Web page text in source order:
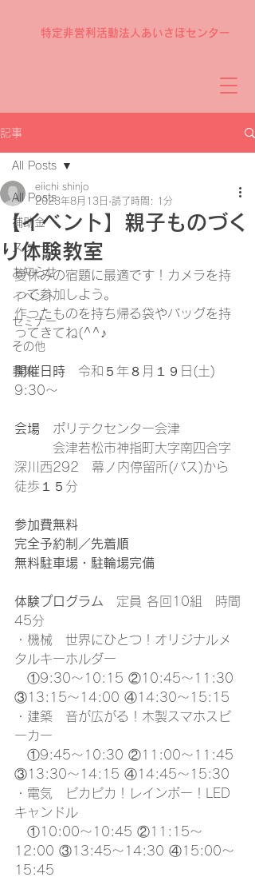
特定非営利活動法人あいさぽセンター
記事
All Posts
補助金
スクール
お知らせ
イベント
セミナー
その他
募集
All Posts
【イベント】親子ものづく
り体験教室
eiichi shinjo
2023年8月13日 読了時間: 1分
夏休みの宿題に最適です！カメラを持
って参加しよう。
作ったものを持ち帰る袋やバッグを持
ってきてね(^^♪
開催日時 令和５年８月１９日(土)
9:30～
会場 ポリテクセンター会津
会津若松市神指町大字南四合字
深川西292　幕ノ内停留所(バス)から
徒歩１５分
参加費無料
完全予約制／先着順
無料駐車場・駐輪場完備
体験プログラム
定員 各回10組　時間
45分
・機械　世界にひとつ！オリジナルメ
タルキーホルダー
①9:30～10:15 ②10:45～11:30
③13:15～14:00 ④14:30～15:15
・建築　音が広がる！木製スマホスピ
ーカー
①9:45～10:30 ②11:00～11:45
③13:30～14:15 ④14:45～15:30
・電気　ピカピカ！レインボー！LED
キャンドル
①10:00～10:45 ②11:15～
12:00 ③13:45～14:30 ④15:00～
15:45